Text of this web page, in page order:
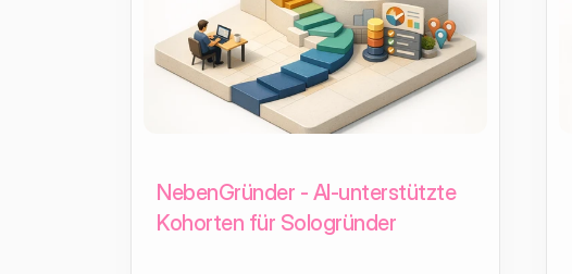
NebenGründer - AI-unterstützte
Kohorten für Sologründer